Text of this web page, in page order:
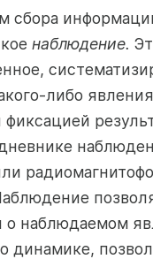
сбора
наблюдение.
либо
о наблюдаемом
динамике,